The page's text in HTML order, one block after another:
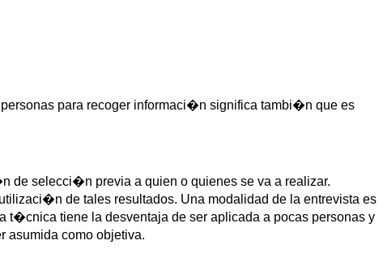
para recoger informaci�n significa tambi�n que es
de selecci�n previa a quien o quienes se va a realizar.
de tales resultados. Una modalidad de la entrevista es
t�cnica tiene la desventaja de ser aplicada a pocas personas y
asumida como objetiva.